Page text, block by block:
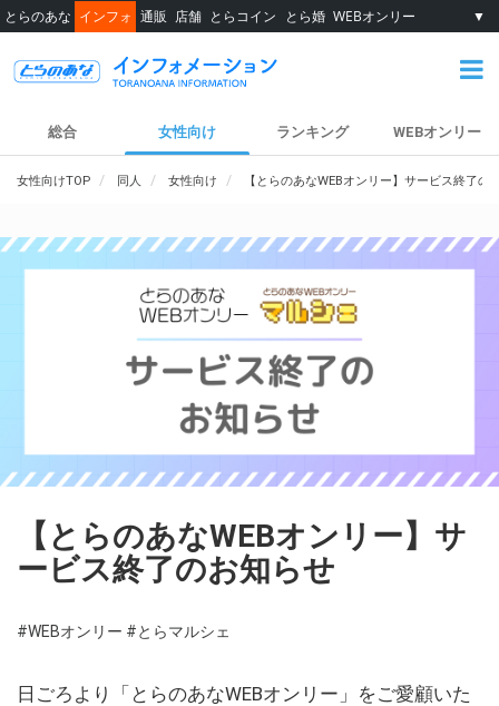
とらのあな インフォ 通販 店舗 とらコイン とら婚 WEBオンリー ▼
総合 女性向け ランキング WEBオンリー
女性向けTOP 同人 女性向け 【とらのあなWEBオンリー】サービス終了の
【とらのあなWEBオンリー】サ
ービス終了のお知らせ
#WEBオンリー #とらマルシェ
日ごろより「とらのあなWEBオンリー」をご愛顧いた